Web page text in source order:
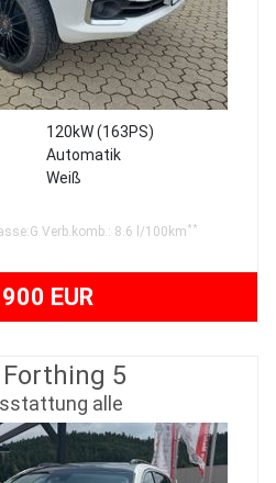
120kW (163PS)
Automatik
Weiß
Verb.komb.: 8.6 l/100km **
EUR
Forthing 5
alle